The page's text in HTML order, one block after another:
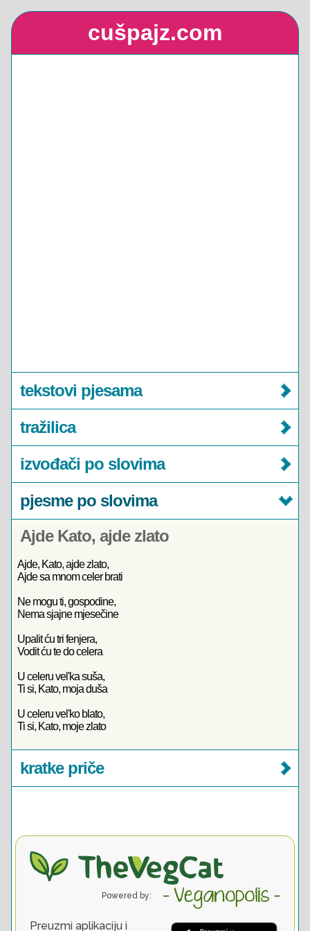
cušpajz.com
tekstovi pjesama
tražilica
izvođači po slovima
pjesme po slovima
Ajde Kato, ajde zlato
Ajde, Kato, ajde zlato,
Ajde sa mnom celer brati
Ne mogu ti, gospodine,
Nema sjajne mjesečine
Upalit ću tri fenjera,
Vodit ću te do celera
U celeru vel'ka suša,
Ti si, Kato, moja duša
U celeru vel'ko blato,
Ti si, Kato, moje zlato
kratke priče